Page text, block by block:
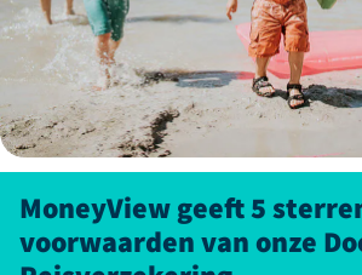
MoneyView geeft 5
voorwaarden van onze